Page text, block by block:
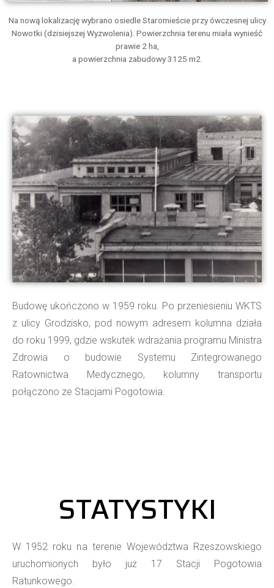
Na nową lokalizację wybrano osiedle Staromieście przy ówczesnej ulicy
Nowotki (dzisiejszej Wyzwolenia). Powierzchnia terenu miała wynieść
prawie 2 ha,
a powierzchnia zabudowy 3125 m2.
Budowę ukończono w 1959 roku. Po przeniesieniu WKTS
z ulicy Grodzisko, pod nowym adresem kolumna działa
do roku 1999, gdzie wskutek wdrażania programu Ministra
Zdrowia o budowie Systemu Zintegrowanego
Ratownictwa Medycznego, kolumny transportu
połączono ze Stacjami Pogotowia.
STATYSTYKI
W 1952 roku na terenie Województwa Rzeszowskiego
uruchomionych było już 17 Stacji Pogotowia
Ratunkowego.